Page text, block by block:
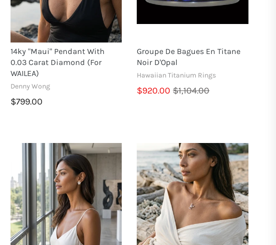
14ky "Maui" Pendant With
0.03 Carat Diamond (for
WAILEA)
Denny Wong
$799.00
Groupe De Bagues En Titane
Noir D'Opal
Hawaiian Titanium Rings
$920.00 $1,104.00